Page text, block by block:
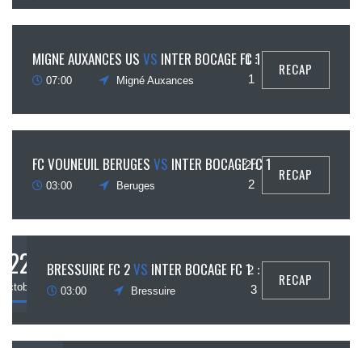
MIGNE AUXANCES US VS INTER BOCAGE FC 1
07:00 Migné Auxances
1 :
1
RECAP
FC VOUNEUIL BERUGES VS INTER BOCAGE FC 1
03:00 Beruges
2 :
2
RECAP
22
octobre
BRESSUIRE FC 2VS INTER BOCAGE FC 1
03:00 Bressuire
2 :
3
RECAP